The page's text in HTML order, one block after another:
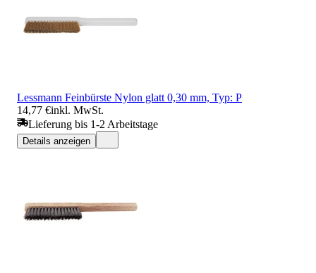
Lessmann Feinbürste Nylon glatt 0,30 mm, Typ: P
14,77 €inkl. MwSt.
Lieferung bis 1-2 Arbeitstage
Details anzeigen